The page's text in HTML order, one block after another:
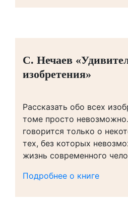
С. Нечаев
изобретения»
Рассказать обо всех
томе просто
говорится только о
тех, без которых
жизнь современного
Подробнее о книге